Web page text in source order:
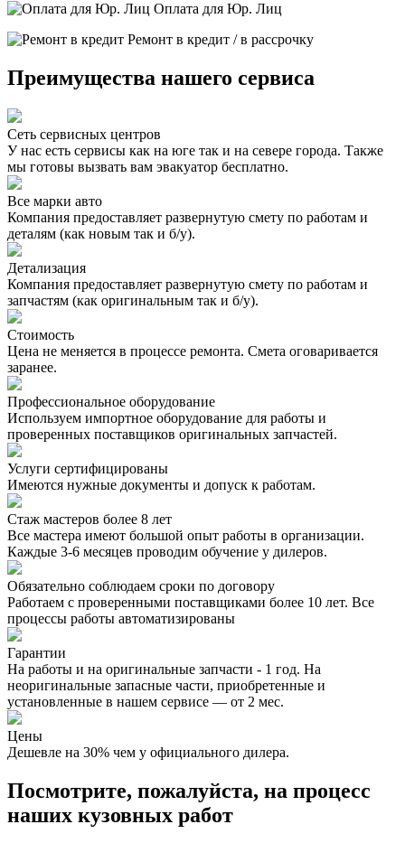
Оплата для Юр. Лиц
Ремонт в кредит / в рассрочку
Преимущества нашего сервиса
Сеть сервисных центров
У нас есть сервисы как на юге так и на севере города. Также
мы готовы вызвать вам эвакуатор бесплатно.
Все марки авто
Компания предоставляет развернутую смету по работам и
деталям (как новым так и б/у).
Детализация
Компания предоставляет развернутую смету по работам и
запчастям (как оригинальным так и б/у).
Стоимость
Цена не меняется в процессе ремонта. Смета оговаривается
заранее.
Профессиональное оборудование
Используем импортное оборудование для работы и
проверенных поставщиков оригинальных запчастей.
Услуги сертифицированы
Имеются нужные документы и допуск к работам.
Стаж мастеров более 8 лет
Все мастера имеют большой опыт работы в организации.
Каждые 3-6 месяцев проводим обучение у дилеров.
Обязательно соблюдаем сроки по договору
Работаем с проверенными поставщиками более 10 лет. Все
процессы работы автоматизированы
Гарантии
На работы и на оригинальные запчасти - 1 год. На
неоригинальные запасные части, приобретенные и
установленные в нашем сервисе — от 2 мес.
Цены
Дешевле на 30% чем у официального дилера.
Посмотрите, пожалуйста, на процесс
наших кузовных работ